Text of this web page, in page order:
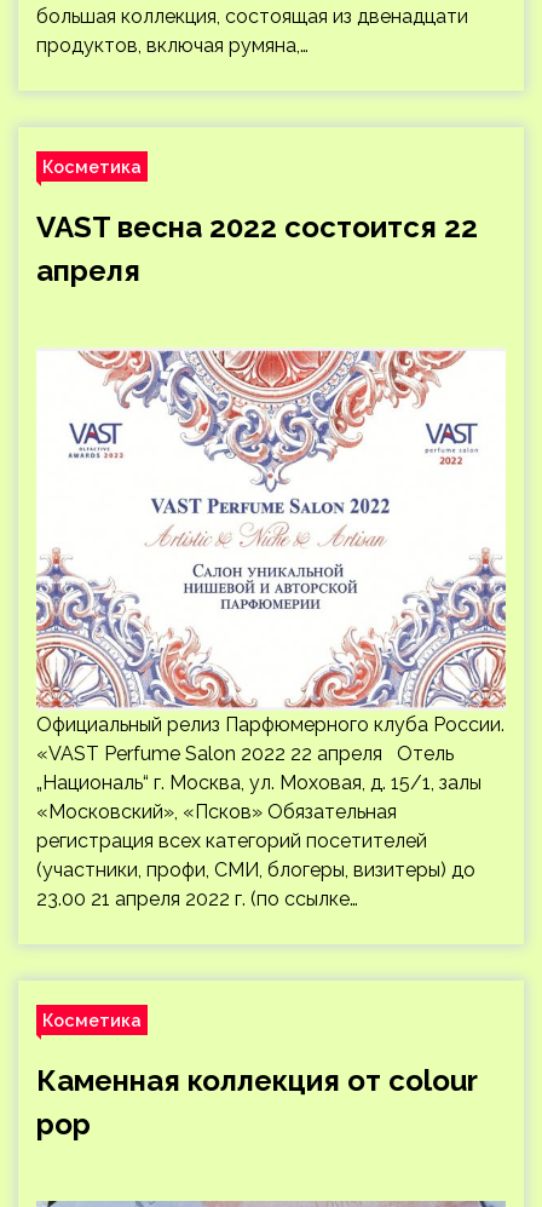
большая коллекция, состоящая из двенадцати
продуктов, включая румяна,…
Косметика
VAST весна 2022 состоится 22
апреля
Официальный релиз Парфюмерного клуба России.
«VAST Perfume Salon 2022 22 апреля Отель
„Националь“ г. Москва, ул. Моховая, д. 15/1, залы
«Московский», «Псков» Обязательная
регистрация всех категорий посетителей
(участники, профи, СМИ, блогеры, визитеры) до
23.00 21 апреля 2022 г. (по ссылке…
Косметика
Каменная коллекция от colour
pop